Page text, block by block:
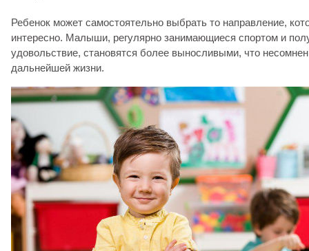
Ребенок может самостоятельно выбрать то направление,
интересно. Малыши, регулярно занимающиеся спортом и
удовольствие, становятся более выносливыми, что
дальнейшей жизни.